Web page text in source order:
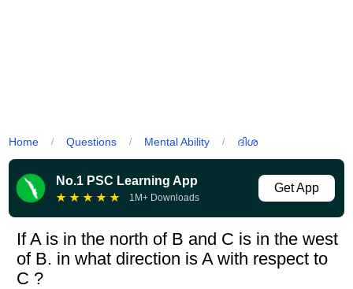
Home / Questions / Mental Ability / ദിശ
No.1 PSC Learning App
★ ★ ★ ★ ★ 1M+ Downloads
Get App
If A is in the north of B and C is in the west
of B. in what direction is A with respect to
C ?